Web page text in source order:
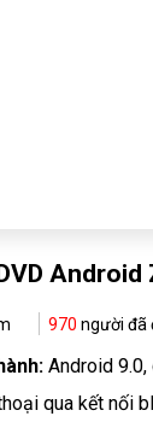
Android
970người đã
Android 9.0,
qua kết nối